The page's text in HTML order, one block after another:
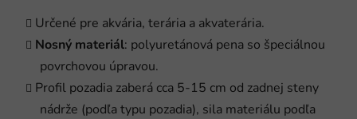
Určené pre akvária, terária a akvaterária.
Nosný materiál: polyuretánová pena so špeciálnou
povrchovou úpravou.
Profil pozadia zaberá cca 5-15 cm od zadnej steny
nádrže (podľa typu pozadia), sila materiálu podľa